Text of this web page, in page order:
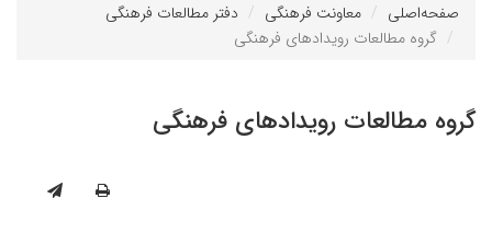
صفحه‌اصلی
معاونت فرهنگی
دفتر مطالعات فرهنگی
گروه مطالعات رویدادهای فرهنگی
گروه مطالعات رویدادهای فرهنگی